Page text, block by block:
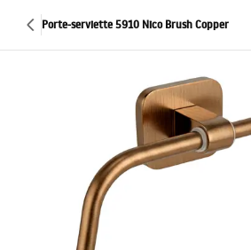
Porte-serviette 5910 Nico Brush Copper